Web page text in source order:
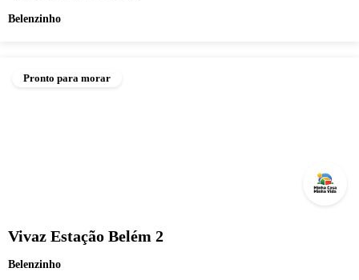
Belenzinho
Pronto para morar
Vivaz Estação Belém 2
Belenzinho